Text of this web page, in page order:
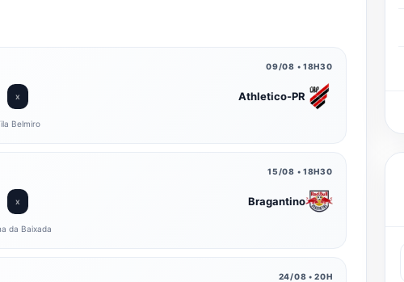
09/08 • 18H30
x Athletico-PR
Belmiro
15/08 • 18H30
x Bragantino
da Baixada
24/08 • 20H